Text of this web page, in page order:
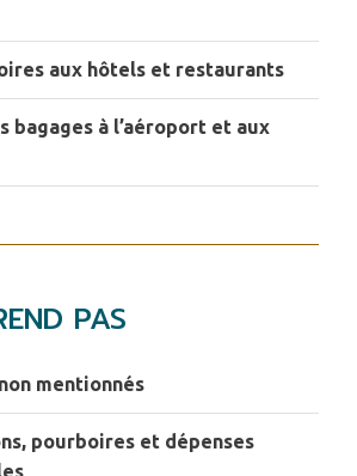
aux hôtels et restaurants
bagages à l’aéroport et aux
PAS
mentionnés
pourboires et dépenses